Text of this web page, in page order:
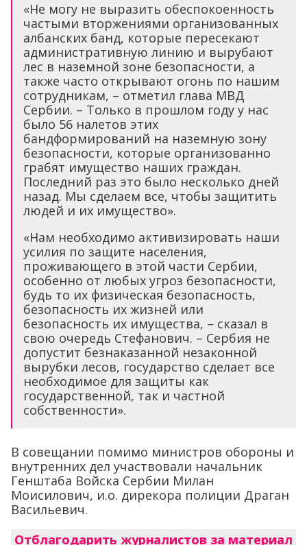
«Не могу не выразить обеспокоенность
частыми вторжениями организованных
албанских банд, которые пересекают
административную линию и вырубают
лес в наземной зоне безопасности, а
также часто открывают огонь по нашим
сотрудникам, – отметил глава МВД
Сербии. – Только в прошлом году у нас
было 56 налетов этих
бандформирований на наземную зону
безопасности, которые организованно
грабят имущество наших граждан.
Последний раз это было несколько дней
назад. Мы сделаем все, чтобы защитить
людей и их имущество».
«Нам необходимо активизировать наши
усилия по защите населения,
проживающего в этой части Сербии,
особенно от любых угроз безопасности,
будь то их физическая безопасность,
безопасность их жизней или
безопасность их имущества, – сказал в
свою очередь Стефанович. – Сербия не
допустит безнаказанной незаконной
вырубки лесов, государство сделает все
необходимое для защиты как
государственной, так и частной
собственности».
В совещании помимо министров обороны и
внутренних дел участвовали начальник
Генштаба Войска Сербии Милан
Моисилович, и.о. дирекора полиции Драган
Васильевич.
Отблагодарить журналистов за материал